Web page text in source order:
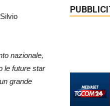
nazionale,
le future star
grande